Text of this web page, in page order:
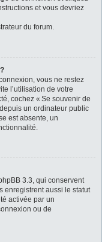
et vous devriez
du forum.
vous ne restez
l’utilisation de votre
cochez « Se souvenir de
un ordinateur public
est absente, un
3.3, qui conservent
enregistrent aussi le statut
activée par un
ou de